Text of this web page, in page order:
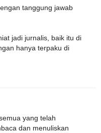
tanggung jawab
jadi jurnalis, baik itu di
hanya terpaku di
yang telah
dan menuliskan